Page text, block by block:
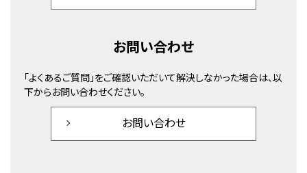
お問い合わせ
「よくあるご質問」をご確認いただいて解決しなかった場合は、以
下からお問い合わせください。
お問い合わせ